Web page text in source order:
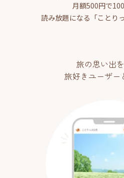
月額500円で
読み放題になる「ことり
旅の思い出を
旅好きユーザー